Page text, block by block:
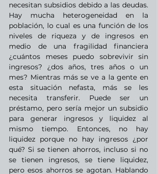
necesitan subsidios debido a las deudas.
Hay mucha heterogeneidad en la
población, lo cual es una función de los
niveles de riqueza y de ingresos en
medio de una fragilidad financiera
¿cuántos meses puedo sobrevivir sin
ingresos? ¿dos años, tres años o un
mes? Mientras más se ve a la gente en
esta situación nefasta, más se les
necesita transferir. Puede ser un
préstamo, pero sería mejor un subsidio
para generar ingresos y liquidez al
mismo tiempo. Entonces, no hay
liquidez porque no hay ingresos ¿por
qué? Si se tienen ahorros, incluso si no
se tienen ingresos, se tiene liquidez,
pero esos ahorros se agotan. Hablando